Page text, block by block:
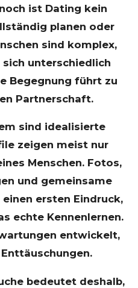
ist Dating kein
planen oder
sind komplex,
unterschiedlich
Begegnung führt zu
Partnerschaft.
sind idealisierte
zeigen meist nur
Menschen. Fotos,
und gemeinsame
ersten Eindruck,
echte Kennenlernen.
entwickelt,
bedeutet deshalb,